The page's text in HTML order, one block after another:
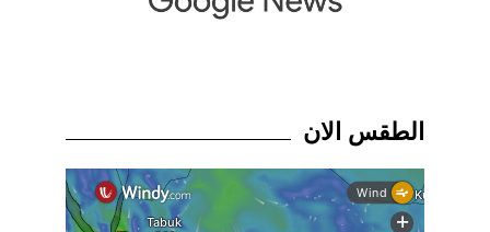
الطقس الان